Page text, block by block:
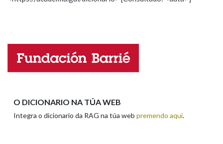
Propoño mellorar a definición
Nome
O DICIONARIO NA TÚA WEB
Integra o dicionario da RAG na túa web premendo aquí.